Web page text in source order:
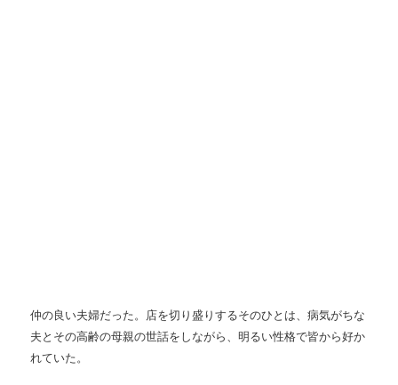
仲の良い夫婦だった。店を切り盛りするそのひとは、病気がちな
夫とその高齢の母親の世話をしながら、明るい性格で皆から好か
れていた。